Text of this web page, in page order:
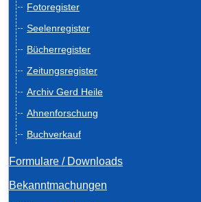
Fotoregister
Seelenregister
Bücherregister
Zeitungsregister
Archiv Gerd Heile
Ahnenforschung
Buchverkauf
Formulare / Downloads
Bekanntmachungen